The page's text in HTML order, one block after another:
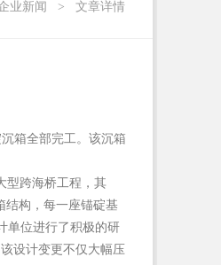
业新闻 > 文章详情
箱全部完工。该沉箱
型跨海桥工程，其
结构，每一座锚碇基
单位进行了积极的研
设计变更不仅大幅压